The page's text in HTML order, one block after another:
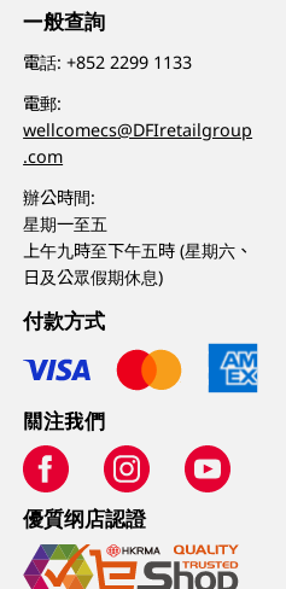
一般查詢
電話:+852 2299 1133
電郵:
wellcomecs@DFIretailgroup
.com
辦公時間:
星期一至五
上午九時至下午五時 (星期六、
日及公眾假期休息)
付款方式
關注我們
優質纲店認證